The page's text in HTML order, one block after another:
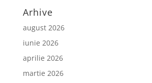
Arhive
august 2026
iunie 2026
aprilie 2026
martie 2026